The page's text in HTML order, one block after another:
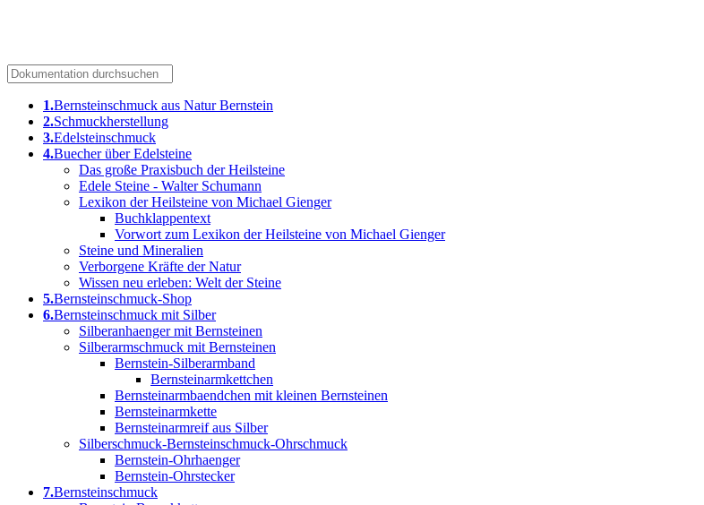
1.Bernsteinschmuck aus Natur Bernstein
2.Schmuckherstellung
3.Edelsteinschmuck
4.Buecher über Edelsteine
Das große Praxisbuch der Heilsteine
Edele Steine - Walter Schumann
Lexikon der Heilsteine von Michael Gienger
Buchklappentext
Vorwort zum Lexikon der Heilsteine von Michael Gienger
Steine und Mineralien
Verborgene Kräfte der Natur
Wissen neu erleben: Welt der Steine
5.Bernsteinschmuck-Shop
6.Bernsteinschmuck mit Silber
Silberanhaenger mit Bernsteinen
Silberarmschmuck mit Bernsteinen
Bernstein-Silberarmband
Bernsteinarmkettchen
Bernsteinarmbaendchen mit kleinen Bernsteinen
Bernsteinarmkette
Bernsteinarmreif aus Silber
Silberschmuck-Bernsteinschmuck-Ohrschmuck
Bernstein-Ohrhaenger
Bernstein-Ohrstecker
7.Bernsteinschmuck